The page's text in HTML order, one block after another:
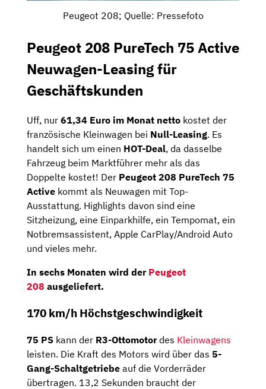
Peugeot 208; Quelle: Pressefoto
Peugeot 208 PureTech 75 Active
Neuwagen-Leasing für
Geschäftskunden
Uff, nur 61,34 Euro im Monat netto kostet der
französische Kleinwagen bei Null-Leasing. Es
handelt sich um einen HOT-Deal, da dasselbe
Fahrzeug beim Marktführer mehr als das
Doppelte kostet! Der Peugeot 208 PureTech 75
Active kommt als Neuwagen mit Top-
Ausstattung. Highlights davon sind eine
Sitzheizung, eine Einparkhilfe, ein Tempomat, ein
Notbremsassistent, Apple CarPlay/Android Auto
und vieles mehr.
In sechs Monaten wird der Peugeot
208 ausgeliefert.
170 km/h Höchstgeschwindigkeit
75 PS kann der R3-Ottomotordes Kleinwagens
leisten. Die Kraft des Motors wird über das 5-
Gang-Schaltgetriebe auf die Vorderräder
übertragen. 13,2 Sekunden braucht der